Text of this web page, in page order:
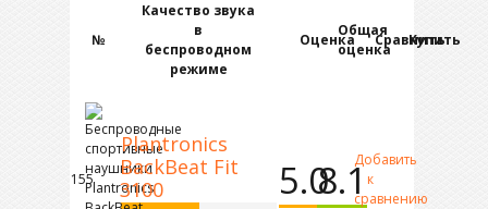
№
Качество звука
в
беспроводном
режиме
Оценка
Общая
оценка
Сравнить
Купить
155
Plantronics
BackBeat Fit
3100
5.08.1Добавить
к
сравнению